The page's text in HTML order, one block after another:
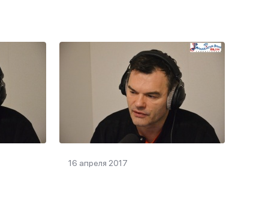
16 апреля 2017